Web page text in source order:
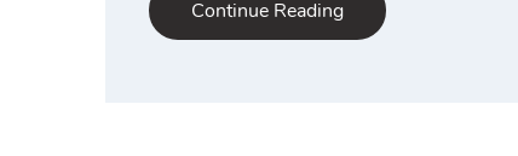
Continue Reading